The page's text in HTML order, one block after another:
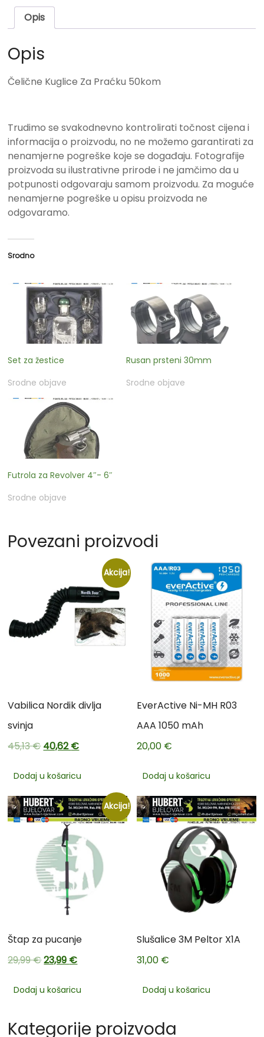
Opis
Opis
Čelične Kuglice Za Praćku 50kom
Trudimo se svakodnevno kontrolirati točnost cijena i
informacija o proizvodu, no ne možemo garantirati za
nenamjerne pogreške koje se događaju. Fotografije
proizvoda su ilustrativne prirode i ne jamčimo da u
potpunosti odgovaraju samom proizvodu. Za moguće
nenamjerne pogreške u opisu proizvoda ne
odgovaramo.
Srodno
Set za žestice
Srodne objave
Rusan prsteni 30mm
Srodne objave
Futrola za Revolver 4″- 6″
Srodne objave
Povezani proizvodi
Akcija!
Vabilica Nordik divlja
svinja
45,13€40,62€
Dodaj u košaricu
EverActive Ni-MH R03
AAA 1050 mAh
20,00 €
Dodaj u košaricu
Akcija!
Štap za pucanje
29,99€23,99 €
Dodaj u košaricu
Slušalice 3M Peltor X1A
31,00 €
Dodaj u košaricu
Kategorije proizvoda